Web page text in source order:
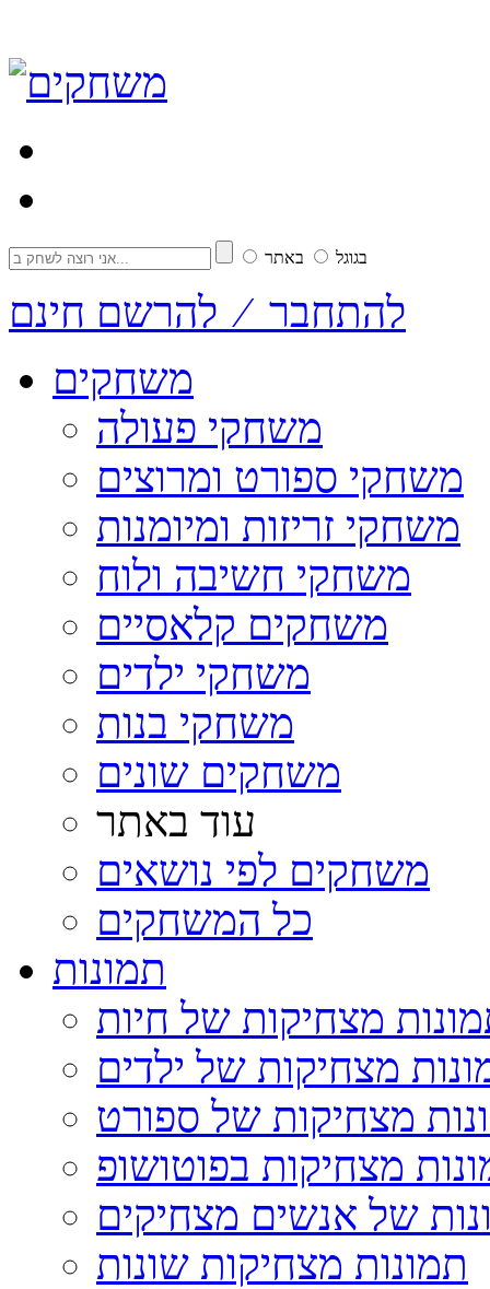
בגוגל באתר
להתחבר ⁄ להרשם חינם
משחקים
משחקי פעולה
משחקי ספורט ומרוצים
משחקי זריזות ומיומנות
משחקי חשיבה ולוח
משחקים קלאסיים
משחקי ילדים
משחקי בנות
משחקים שונים
עוד באתר
משחקים לפי נושאים
כל המשחקים
תמונות
מצחיקות של חיות
מצחיקות של ילדים
מצחיקות של ספורט
מצחיקות בפוטושופ
של אנשים מצחיקים
תמונות מצחיקות שונות